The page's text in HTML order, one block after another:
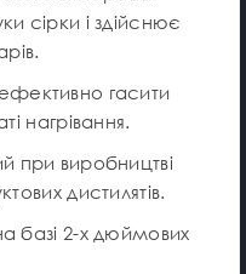
сірки і здійснює
гасити
нагрівання.
при виробництві
дистилятів.
базі 2-х дюймових